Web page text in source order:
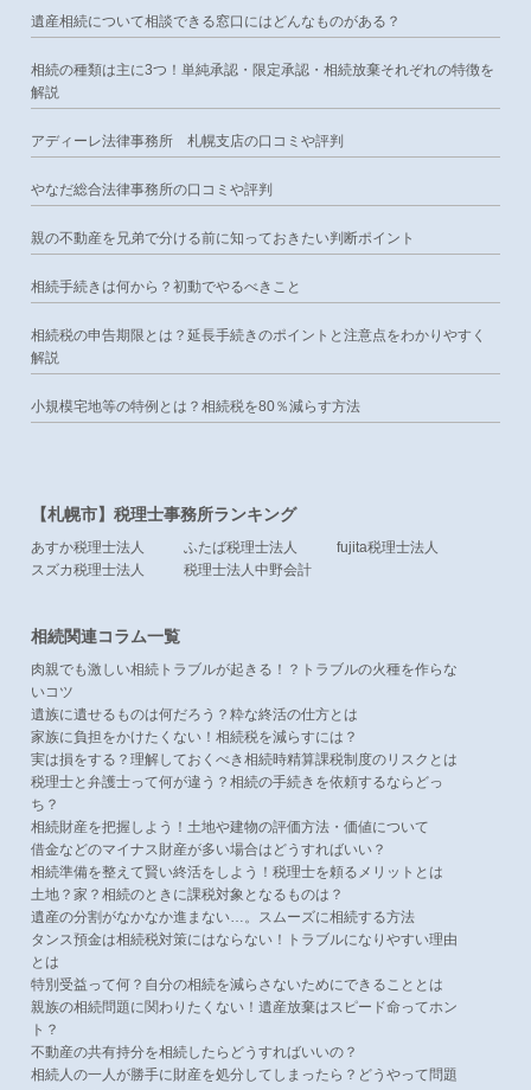
遺産相続について相談できる窓口にはどんなものがある？
相続の種類は主に3つ！単純承認・限定承認・相続放棄それぞれの特徴を
解説
アディーレ法律事務所 札幌支店の口コミや評判
やなだ総合法律事務所の口コミや評判
親の不動産を兄弟で分ける前に知っておきたい判断ポイント
相続手続きは何から？初動でやるべきこと
相続税の申告期限とは？延長手続きのポイントと注意点をわかりやすく
解説
小規模宅地等の特例とは？相続税を80％減らす方法
【札幌市】税理士事務所ランキング
あすか税理士法人 ふたば税理士法人
fujita税理士法人
スズカ税理士法人
税理士法人中野会計
相続関連コラム一覧
肉親でも激しい相続トラブルが起きる！？トラブルの火種を作らな
いコツ
遺族に遺せるものは何だろう？粋な終活の仕方とは
家族に負担をかけたくない！相続税を減らすには？
実は損をする？理解しておくべき相続時精算課税制度のリスクとは
税理士と弁護士って何が違う？相続の手続きを依頼するならどっ
ち？
相続財産を把握しよう！土地や建物の評価方法・価値について
借金などのマイナス財産が多い場合はどうすればいい？
相続準備を整えて賢い終活をしよう！税理士を頼るメリットとは
土地？家？相続のときに課税対象となるものは？
遺産の分割がなかなか進まない…。スムーズに相続する方法
タンス預金は相続税対策にはならない！トラブルになりやすい理由
とは
特別受益って何？自分の相続を減らさないためにできることとは
親族の相続問題に関わりたくない！遺産放棄はスピード命ってホン
ト？
不動産の共有持分を相続したらどうすればいいの？
相続人の一人が勝手に財産を処分してしまったら？どうやって問題